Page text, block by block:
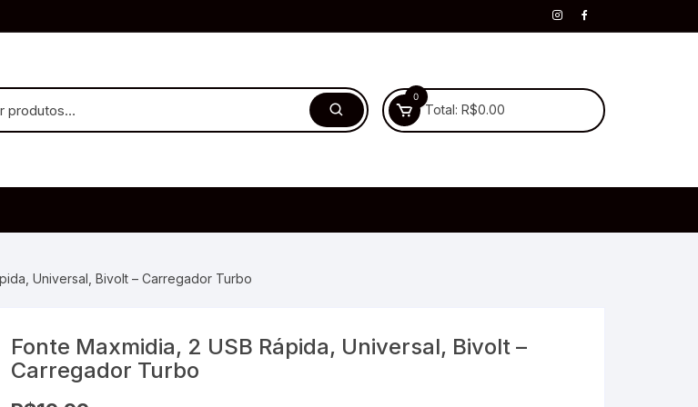
0
Total: R$0.00
Universal, Bivolt – Carregador Turbo
Fonte Maxmidia, 2 USB Rápida, Universal, Bivolt –
Carregador Turbo